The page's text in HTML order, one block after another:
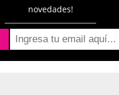
novedades!